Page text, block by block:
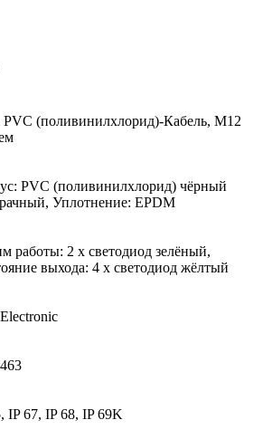
PVC (поливинилхлорид)-Кабель, M12
PVC (поливинилхлорид) чёрный
Уплотнение: EPDM
работы: 2 x светодиод зелёный,
выхода: 4 x светодиод жёлтый
IP 67, IP 68, IP 69K